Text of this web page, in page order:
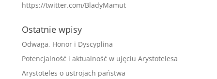
https://twitter.com/BladyMamut
Ostatnie wpisy
Odwaga, Honor i Dyscyplina
Potencjalność i aktualność w ujęciu Arystotelesa
Arystoteles o ustrojach państwa